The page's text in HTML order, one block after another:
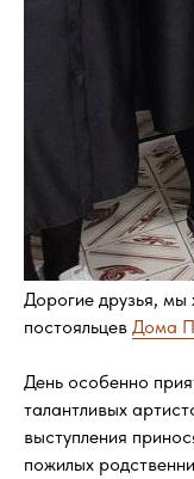
Дорогие друзья, мы
постояльцев Дома
День особенно
талантливых
выступления
пожилых